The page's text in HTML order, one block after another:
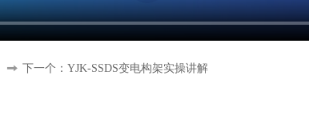
下一个：YJK-SSDS变电构架实操讲解